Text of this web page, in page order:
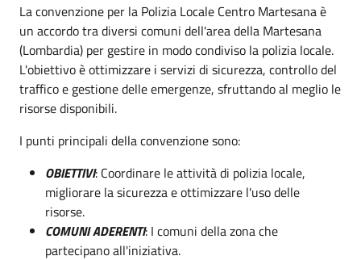
La convenzione per la Polizia Locale Centro Martesana è
un accordo tra diversi comuni dell'area della Martesana
(Lombardia) per gestire in modo condiviso la polizia locale.
L'obiettivo è ottimizzare i servizi di sicurezza, controllo del
traffico e gestione delle emergenze, sfruttando al meglio le
risorse disponibili.
I punti principali della convenzione sono:
OBIETTIVI: Coordinare le attività di polizia locale,
migliorare la sicurezza e ottimizzare l'uso delle
risorse.
COMUNI ADERENTI: I comuni della zona che
partecipano all'iniziativa.